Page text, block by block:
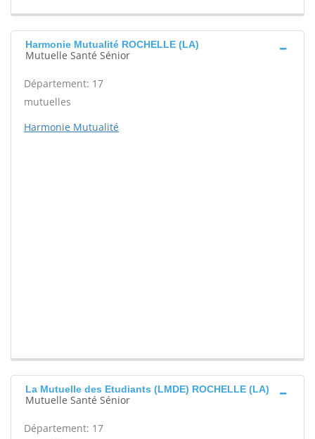
Harmonie Mutualité ROCHELLE (LA)
Mutuelle Santé Sénior
Département: 17
mutuelles
Harmonie Mutualité
La Mutuelle des Etudiants (LMDE) ROCHELLE (LA)
Mutuelle Santé Sénior
Département: 17